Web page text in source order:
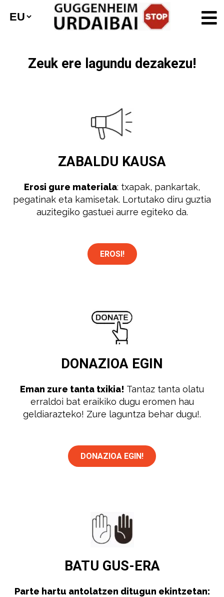
Zeuk ere lagundu dezakezu!
ZABALDU KAUSA
Erosi gure materiala: txapak, pankartak,
pegatinak eta kamisetak. Lortutako diru guztia
auzitegiko gastuei aurre egiteko da.
EROSI!
DONAZIOA EGIN
Eman zure tanta txikia! Tantaz tanta olatu
erraldoi bat eraikiko dugu eromen hau
geldiarazteko! Zure laguntza behar dugu!.
DONAZIOA EGIN!
BATU GUS-ERA
Parte hartu antolatzen ditugun ekintzetan: